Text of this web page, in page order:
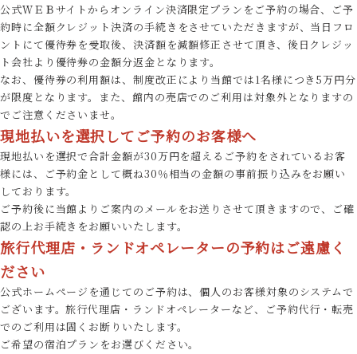
公式ＷＥＢサイトからオンライン決済限定プランをご予約の場合、ご予
約時に全額クレジット決済の手続きをさせていただきますが、当日フロ
ントにて優待券を受取後、決済額を減額修正させて頂き、後日クレジッ
ト会社より優待券の金額分返金となります。
なお、優待券の利用額は、制度改正により当館では1名様につき5万円分
が限度となります。また、館内の売店でのご利用は対象外となりますの
でご注意くださいませ。
現地払いを選択してご予約のお客様へ
現地払いを選択で合計金額が30万円を超えるご予約をされているお客
様には、ご予約金として概ね30％相当の金額の事前振り込みをお願い
しております。
ご予約後に当館よりご案内のメールをお送りさせて頂きますので、ご確
認の上お手続きをお願いいたします。
旅行代理店・ランドオペレーターの予約はご遠慮く
ださい
公式ホームページを通じてのご予約は、個人のお客様対象のシステムで
ございます。旅行代理店・ランドオペレーターなど、ご予約代行・転売
でのご利用は固くお断りいたします。
ご希望の宿泊プランをお選びください。